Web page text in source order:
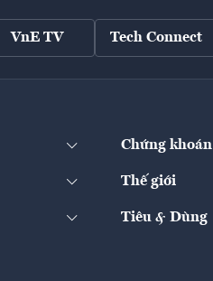
VnE TV Tech Connect
Chứng khoán
Thế giới
Tiêu & Dùng